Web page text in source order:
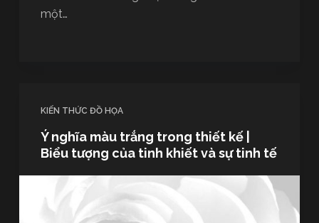
một…
KIẾN THỨC ĐỒ HỌA
Ý nghĩa màu trắng trong thiết kế |
Biểu tượng của tinh khiết và sự tinh tế